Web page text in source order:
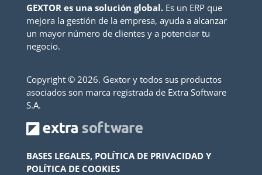
GEXTOR es una solución global.Es un ERP que
mejora la gestión de la empresa, ayuda a alcanzar
un mayor número de clientes y a potenciar tu
negocio.
Copyright © 2026. Gextor y todos sus productos
asociados son marca registrada de Extra Software
S.A.
BASES LEGALES, POLÍTICA DE PRIVACIDAD Y
POLÍTICA DE COOKIES